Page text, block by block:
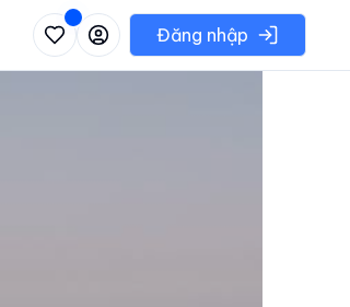
vực có thể chọnĐăng nhập